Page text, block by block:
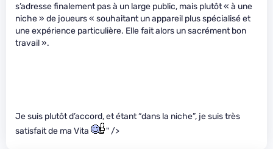
s’adresse finalement pas à un large public, mais plutôt « à une
niche » de joueurs « souhaitant un appareil plus spécialisé et
une expérience particulière. Elle fait alors un sacrément bon
travail ».
Je suis plutôt d’accord, et étant “dans la niche”, je suis très
satisfait de ma Vita
" />